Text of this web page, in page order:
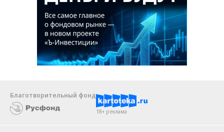
Благотворительный фонд
18+ реклама